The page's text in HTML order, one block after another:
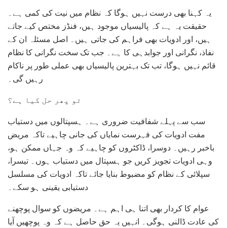
یہ کہنا بھی درست نہیں ہوگا کہ نظام میں نیت کی کمی ہے۔
حقیقت یہ ہے کہ پالیسیاں موجود ہیں، فنڈز مختص کیے جاتے
ہیں، اور ادویات بھی فراہم کی جاتی ہیں۔ اصل مسئلہ ان کے
نفاذ، نگرانی اور جوابدہی کا ہے۔ جب تک سخت نگرانی کا نظام
قائم نہیں ہوگا، تب تک بہترین پالیسیاں بھی عملی طور پر ناکام
رہیں گی۔
تو پھر حل کیا ہے؟
سب سے پہلے شفافیت ضروری ہے۔ ہسپتالوں میں دستیاب
مفت ادویات کی فہرست نمایاں کی جانی چاہیے تاکہ مریض
باخبر رہیں۔ دوسرا، ڈاکٹروں کو چاہیے کہ وہ جہاں ممکن ہو،
وہی ادویات تجویز کریں جو ہسپتال میں دستیاب ہوں۔ تیسرا،
سپلائی کے نظام کو مضبوط بنایا جائے تاکہ ادویات کی مسلسل
دستیابی یقینی ہو سکے۔
عوام کا کردار بھی اتنا ہی اہم ہے۔ مریضوں کو سوال پوچھنے
کی عادت ڈالنی ہوگی۔ انہیں یہ حق حاصل ہے کہ وہ پوچھیں آیا